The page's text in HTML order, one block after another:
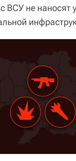
ВСУ не